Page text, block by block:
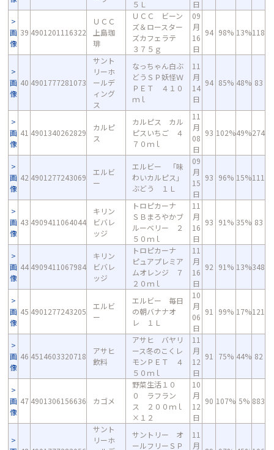
５Ｌ
日
画
像
39 4901201116322
ＵＣＣ
上島珈
琲
ＵＣＣ ビーン
ズ＆ロースター
ズカフェラテ
３７５ｇ
09
月
16
日
94 98% 13%118
画
像
40 4901777281073
サント
リーホ
ールデ
ィング
ス
なっちゃん白ぶ
どうＳＰ妖怪Ｗ
ＰＥＴ ４１０
ｍｌ
11
月
14
日
94 85% 48% 83
画
像
41 4901340262829
カルピ
ス
カルピス カル
ピスいちご ４
７０ｍｌ
11
月
08
日
93 102%49%274
画
像
42 4901277243069
エルビ
ー
エルビー 「味
わいカルピス」
ぶどう １Ｌ
09
月
15
日
93 96% 15%111
画
像
43 4909411064044
キリン
ビバレ
ッジ
トロピカーナ
ＳＢまろやかブ
ルーベリー ２
５０ｍｌ
11
月
16
日
93 91% 35% 83
画
像
44 4909411067984
キリン
ビバレ
ッジ
トロピカーナ
ピュアプレミア
ムオレンジ ７
２０ｍｌ
11
月
16
日
92 91% 13%348
画
像
45 4901277243205
エルビ
ー
エルビー 毎日
の朝バナナオ
レ １Ｌ
10
月
06
日
91 99% 17%121
画
像
46 4514603320718
アサヒ
飲料
アサヒ バヤリ
ース冬のこくレ
モンＰＥＴ ４
５０ｍｌ
11
月
12
日
91 75% 44% 82
画
像
47 4901306156636 カゴメ
野菜生活１０
０ ラフラン
ス ２００ｍｌ
×１２
10
月
12
日
90 107% 5% 883
サント
リーホ
サントリー オ
ールフリーＳＰ
11
月